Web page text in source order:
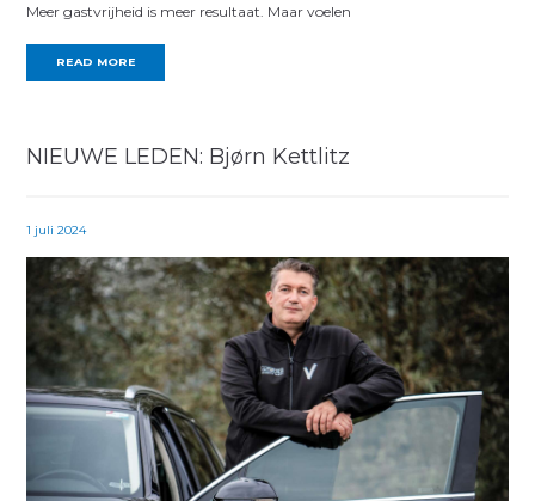
Meer gastvrijheid is meer resultaat. Maar voelen
READ MORE
NIEUWE LEDEN: Bjørn Kettlitz
1 juli 2024